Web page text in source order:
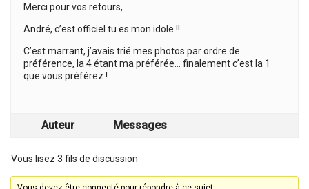
Merci pour vos retours,
André, c’est officiel tu es mon idole !!
C’est marrant, j’avais trié mes photos par ordre de
préférence, la 4 étant ma préférée… finalement c’est la 1
que vous préférez !
Auteur Messages
Vous lisez 3 fils de discussion